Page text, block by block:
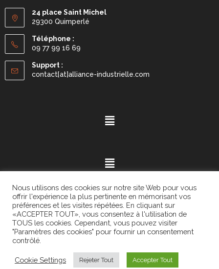
24 place Saint Michel
29300 Quimperlé
Téléphone :
09 77 99 16 69
Support :
contact[at]alliance-industrielle.com
Mention légales - ©2021.Alvaria. All Rights Reserved.
Nous utilisons des cookies sur notre site Web pour vous
offrir l'expérience la plus pertinente en mémorisant vos
préférences et les visites répétées. En cliquant sur
«ACCEPTER TOUT», vous consentez à l'utilisation de
TOUS les cookies. Cependant, vous pouvez visiter
"Paramètres des cookies" pour fournir un consentement
contrôlé.
Cookie Settings Rejeter Tout Accepter Tout